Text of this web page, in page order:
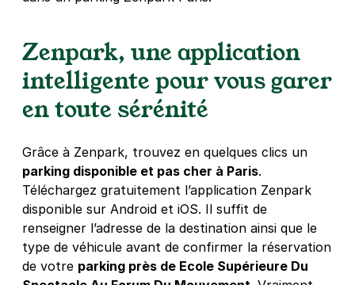
Zenpark, une application
intelligente pour vous garer
en toute sérénité
Grâce à Zenpark, trouvez en quelques clics un
parking disponible et pas cher à Paris.
Téléchargez gratuitement l’application Zenpark
disponible sur Android et iOS. Il suffit de
renseigner l’adresse de la destination ainsi que le
type de véhicule avant de confirmer la réservation
de votre parking près de Ecole Supérieure Du